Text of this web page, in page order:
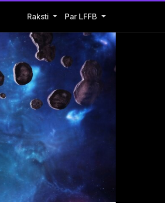
Raksti Open Raksti submenu
Par LFFB